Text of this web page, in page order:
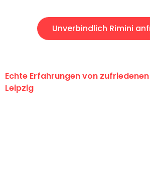
Unverbindlich Rimini
Echte Erfahrungen von
Leipzig